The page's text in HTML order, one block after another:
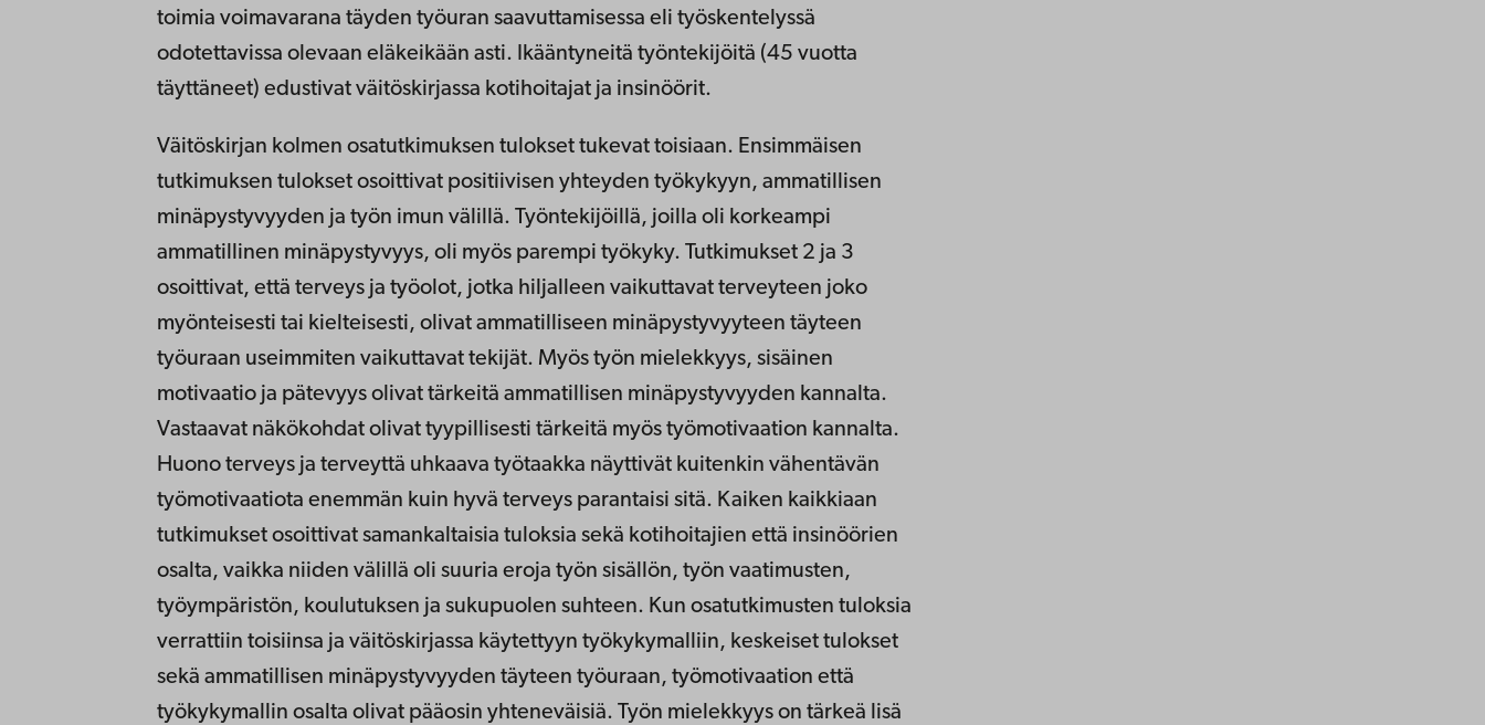
toimia voimavarana täyden työuran saavuttamisessa eli työskentelyssä
odotettavissa olevaan eläkeikään asti. Ikääntyneitä työntekijöitä (45 vuotta
täyttäneet) edustivat väitöskirjassa kotihoitajat ja insinöörit.
Väitöskirjan kolmen osatutkimuksen tulokset tukevat toisiaan. Ensimmäisen
tutkimuksen tulokset osoittivat positiivisen yhteyden työkykyyn, ammatillisen
minäpystyvyyden ja työn imun välillä. Työntekijöillä, joilla oli korkeampi
ammatillinen minäpystyvyys, oli myös parempi työkyky. Tutkimukset 2 ja 3
osoittivat, että terveys ja työolot, jotka hiljalleen vaikuttavat terveyteen joko
myönteisesti tai kielteisesti, olivat ammatilliseen minäpystyvyyteen täyteen
työuraan useimmiten vaikuttavat tekijät. Myös työn mielekkyys, sisäinen
motivaatio ja pätevyys olivat tärkeitä ammatillisen minäpystyvyyden kannalta.
Vastaavat näkökohdat olivat tyypillisesti tärkeitä myös työmotivaation kannalta.
Huono terveys ja terveyttä uhkaava työtaakka näyttivät kuitenkin vähentävän
työmotivaatiota enemmän kuin hyvä terveys parantaisi sitä. Kaiken kaikkiaan
tutkimukset osoittivat samankaltaisia tuloksia sekä kotihoitajien että insinöörien
osalta, vaikka niiden välillä oli suuria eroja työn sisällön, työn vaatimusten,
työympäristön, koulutuksen ja sukupuolen suhteen. Kun osatutkimusten tuloksia
verrattiin toisiinsa ja väitöskirjassa käytettyyn työkykymalliin, keskeiset tulokset
sekä ammatillisen minäpystyvyyden täyteen työuraan, työmotivaation että
työkykymallin osalta olivat pääosin yhteneväisiä. Työn mielekkyys on tärkeä lisä